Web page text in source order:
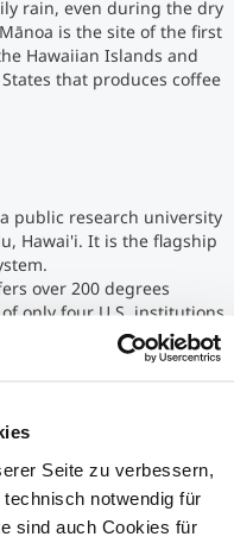
Seite zu verbessern,
notwendig für
sind auch Cookies für
rain, even during the dry
is the site of the first
Hawaiian Islands and
that produces coffee
public research university
Hawai'i. It is the flagship
over 200 degrees
only four U.S. institutions
programs: Land Grant,
Its research activities
geology,
arts, genetics,